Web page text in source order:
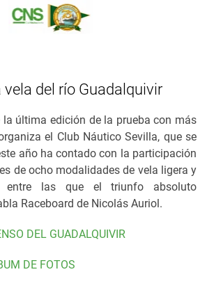
vela del río Guadalquivir
la última edición de la prueba con más
el Club Náutico Sevilla, que se
año ha contado con la participación
de ocho modalidades de vela ligera y
entre las que el triunfo absoluto
Raceboard de Nicolás Auriol.
DEL GUADALQUIVIR
DE FOTOS